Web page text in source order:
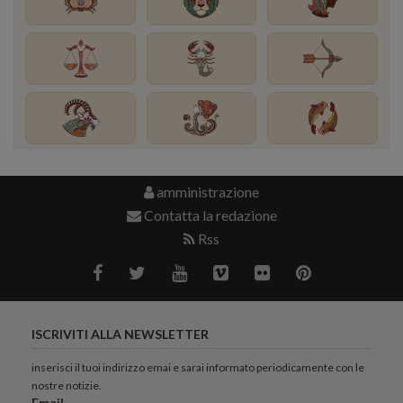
amministrazione
Contatta la redazione
Rss
ISCRIVITI ALLA NEWSLETTER
inserisci il tuoi indirizzo emai e sarai informato periodicamente con le
nostre notizie.